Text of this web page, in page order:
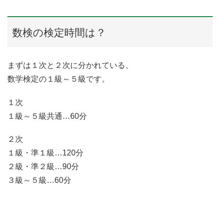
数検の検定時間は？
まずは１次と２次に分かれている、
数学検定の１級～５級です。
１次
１級～５級共通…60分
２次
１級・準１級…120分
２級・準２級…90分
３級～５級…60分